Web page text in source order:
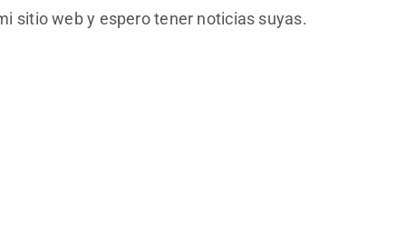
sitio web y espero tener noticias suyas.